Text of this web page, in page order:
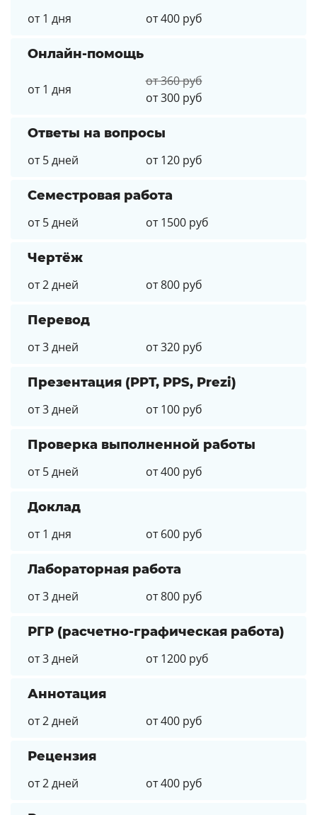
от 1 дня
от 400 руб
Онлайн-помощь
от 1 дня
от 360 руб
от 300 руб
Ответы на вопросы
от 5 дней
от 120 руб
Семестровая работа
от 5 дней
от 1500 руб
Чертёж
от 2 дней
от 800 руб
Перевод
от 3 дней
от 320 руб
Презентация (PPT, PPS, Prezi)
от 3 дней
от 100 руб
Проверка выполненной работы
от 5 дней
от 400 руб
Доклад
от 1 дня
от 600 руб
Лабораторная работа
от 3 дней
от 800 руб
РГР (расчетно-графическая работа)
от 3 дней
от 1200 руб
Аннотация
от 2 дней
от 400 руб
Рецензия
от 2 дней
от 400 руб